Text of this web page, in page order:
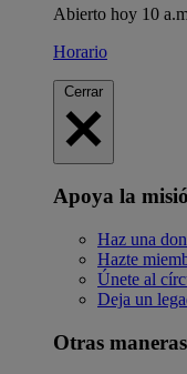
Abierto hoy 10
Horario
Cerrar
Apoya la
Haz una
Hazte
Únete al
Deja un
Otras